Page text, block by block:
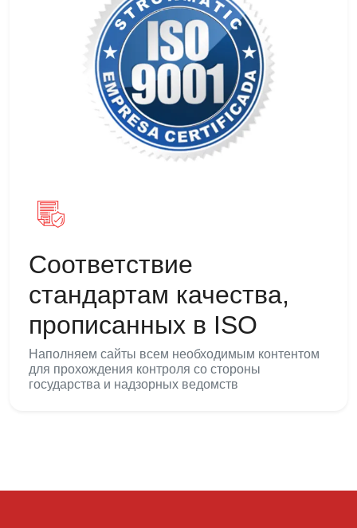
Соответствие
стандартам качества,
прописанных в ISO
Наполняем сайты всем необходимым контентом
для прохождения контроля со стороны
государства и надзорных ведомств